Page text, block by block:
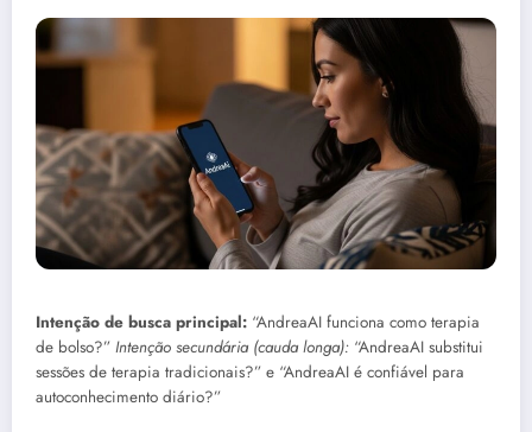
Intenção de busca principal: “AndreaAI funciona como terapia
de bolso?” Intenção secundária (cauda longa): “AndreaAI substitui
sessões de terapia tradicionais?” e “AndreaAI é confiável para
autoconhecimento diário?”